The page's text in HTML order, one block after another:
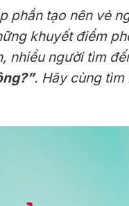
phần tạo nên vẻ
khuyết điểm
nhiều người tìm
. Hãy cùng